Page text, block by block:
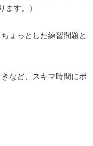
す。）
ょっとした練習問題と
など、スキマ時間にポ